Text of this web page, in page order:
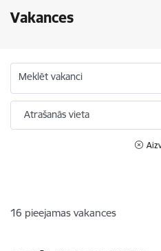
Vakances
Meklēt vakanci
Atrašanās vieta
16 pieejamas vakances